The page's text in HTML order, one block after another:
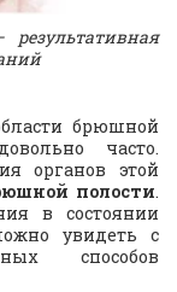
брюшной
часто.
органов этой
полости.
в состоянии
увидеть с
способов